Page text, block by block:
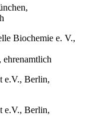
Biochemie e. V.,
e.V., Berlin,
e.V., Berlin,